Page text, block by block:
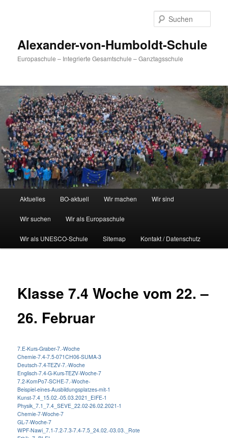
Alexander-von-Humboldt-Schule
Europaschule – Integrierte Gesamtschule – Ganztagsschule
Aktuelles BO-aktuell Wir machen Wir sind
Wir suchen Wir als Europaschule
Wir als UNESCO-Schule Sitemap Kontakt / Datenschutz
Klasse 7.4 Woche vom 22. –
26. Februar
7.E-Kurs-Graber-7.-Woche
Chemie-7.4-7.5-071CH06-SUMA-3
Deutsch-7.4-TEZV-7.-Woche
Englisch-7.4-G-Kurs-TEZV-Woche-7
7.2-KomPo7-SCHE-7.-Woche-
Beispiel-eines-Ausbildungsplatzes-mit-1
Kunst-7.4_15.02.-05.03.2021_EIFE-1
Physik_7.1_7.4_SEVE_22.02-26.02.2021-1
Chemie-7-Woche-7
GL-7-Woche-7
WPF-Nawi_7.1-7.2-7.3-7.4-7.5_24.02.-03.03._Rote